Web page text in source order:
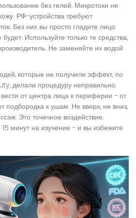
без гелей. Микротоки не
РФ-устройства требуют
Без них вы просто гладите лицо
Используйте только те средства,
Не заменяйте их водой
которые не получили эффект, по
делали процедуру неправильно.
от центра лица к периферии - от
подбородка к ушам. Не вверх, не вниз,
Это точечное воздействие.
15 минут на изучение - и вы избежите